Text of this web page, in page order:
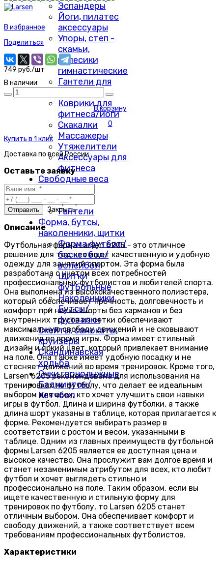
Эспандеры
Йоги, пилатес
аксессуары
Упоры, степ -
скамьи,
колесики
гимнастические
Гантели для
Коврики для
фитнеса/йоги
Скакалки
Массажеры
Утяжелители
Аксессуары для
фитнеса
Свободные веса
Грифы
Гантели
Форма, бутсы,
наколенники, щитки
Форма футбол/
баскетбол/
волейбол
Щитки
футбольные
Наколенники
Бутсы/
футзалки
Скейты, самокаты,
круизёры
Скандинавская
ходьба
Очки горнолыжные
Бадминтон/
Кетчбол
В избранное
Поделиться
749 руб./шт
В наличии
В корзину
0
Купить в 1 клик
Доставка по всей России
Оставьте заявку
Закрыть
Описание
Футбольная форма Larsen 6205 - это отличное
решение для тех, кто ищет качественную и удобную
одежду для занятий спортом. Эта форма была
разработана с учетом всех потребностей
профессиональных футболистов и любителей спорта.
Она выполнена из высококачественного полиэстера,
который обеспечивает прочность, долговечность и
комфорт при носке. Шорты без карманов и без
внутренних трусов из сетки обеспечивают
максимальную свободу движений и не сковывают
движения во время игры. Форма имеет стильный
дизайн и яркий цвет, который привлекает внимание
на поле. Она также имеет удобную посадку и не
стесняет движений во время тренировок. Кроме того,
Larsen 6205 рекомендована для использования на
тренировках по футболу, что делает ее идеальным
выбором для всех, кто хочет улучшить свои навыки
игры в футбол. Длина и ширина футболки, а также
длина шорт указаны в таблице, которая прилагается к
форме. Рекомендуется выбирать размер в
соответствии с ростом и весом, указанными в
таблице. Одним из главных преимуществ футбольной
формы Larsen 6205 является ее доступная цена и
высокое качество. Она прослужит вам долгое время и
станет незаменимым атрибутом для всех, кто любит
футбол и хочет выглядеть стильно и
профессионально на поле. Таким образом, если вы
ищете качественную и стильную форму для
тренировок по футболу, то Larsen 6205 станет
отличным выбором. Она обеспечивает комфорт и
свободу движений, а также соответствует всем
требованиям профессиональных футболистов.
Характеристики